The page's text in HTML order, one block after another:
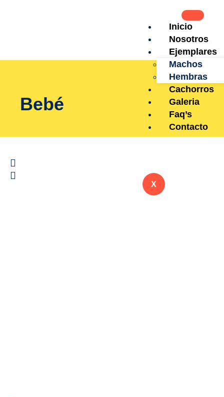
Inicio
Nosotros
Ejemplares
Machos
Hembras
Cachorros
Galeria
Faq’s
Contacto
X
Bebé